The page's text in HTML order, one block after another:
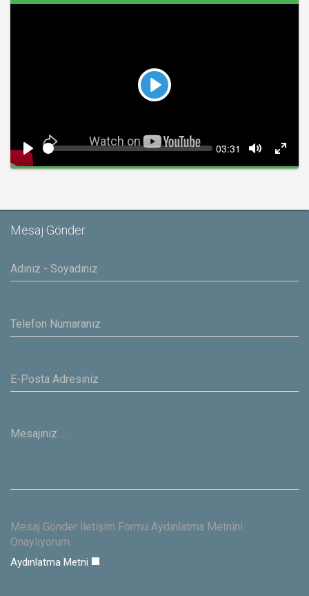
Play
Play
Seek Current
03:31
Mute
Mesaj Gönder
Mesaj Gönder İletişim Formu Aydınlatma Metnini
Onaylıyorum.
Aydınlatma Metni